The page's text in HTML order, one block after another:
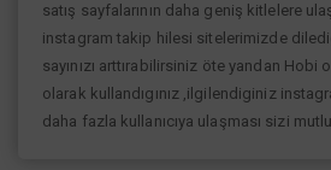
satış sayfalarının daha geniş kitlelere
instagram takip hilesi sitelerimizde
sayınızı arttırabilirsiniz öte yandan Hobi
olarak kullandıgınız ,ilgilendiginiz
daha fazla kullanıcıya ulaşması sizi